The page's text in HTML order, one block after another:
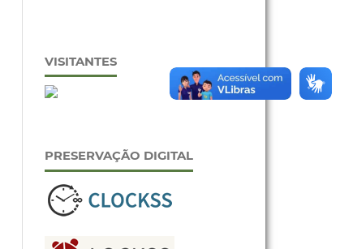
VISITANTES
PRESERVAÇÃO DIGITAL